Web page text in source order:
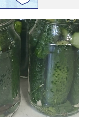
Услышь! Он мир твой в
спорить желания нет.
совет. И тянет
поток. Они разъедают
не как решение
раздражение На то,
Стоит место у
Баюкает Кот Баюн.